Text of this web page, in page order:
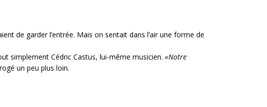
de garder l’entrée. Mais on sentait dans l’air une forme de
simplement Cédric Castus, lui-même musicien. «Notre
un peu plus loin.